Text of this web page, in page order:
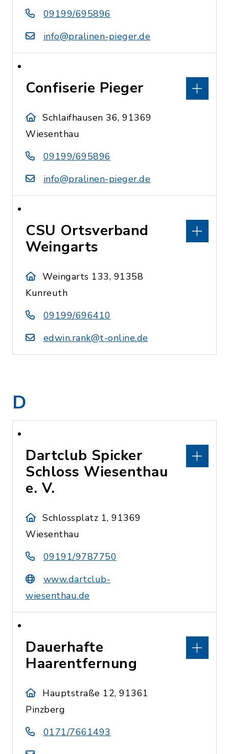
09199/695896
info@pralinen-pieger.de
Confiserie Pieger
Schlaifhausen 36, 91369
Wiesenthau
09199/695896
info@pralinen-pieger.de
CSU Ortsverband
Weingarts
Weingarts 133, 91358
Kunreuth
09199/696410
edwin.rank@t-online.de
D
Dartclub Spicker
Schloss Wiesenthau
e. V.
Schlossplatz 1, 91369
Wiesenthau
09191/9787750
www.dartclub-
wiesenthau.de
Dauerhafte
Haarentfernung
Hauptstraße 12, 91361
Pinzberg
0171/7661493